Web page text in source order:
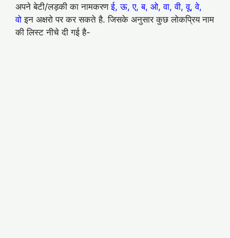
अपने बेटी/लड़की का नामकरणई, ऊ, ए, ब, ओ, वा, वी, वू, वे,
वो इन अक्षरो पर कर सकते है. जिसके अनुसार कुछ लोकप्रिय नाम
की लिस्ट नीचे दी गई है-